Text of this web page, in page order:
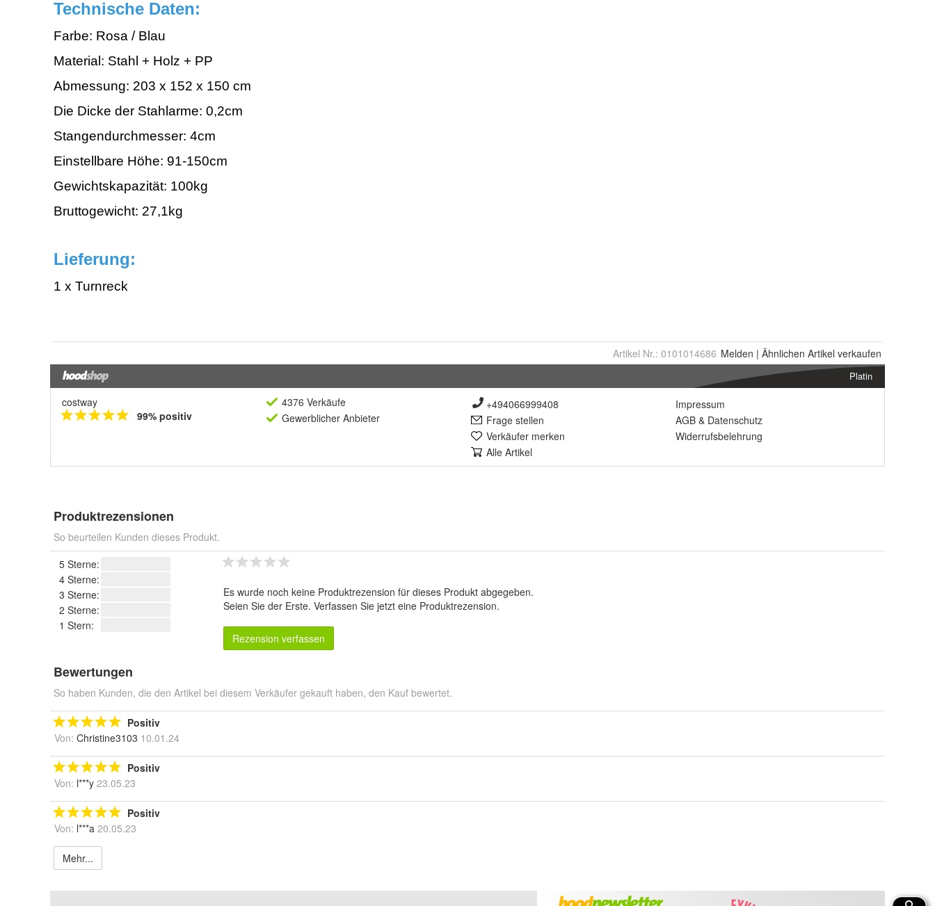
Artikel Nr.: 0101014686 Melden | Ähnlichen Artikel verkaufen
Platin
costway
99% positiv
4376 Verkäufe
Gewerblicher Anbieter
+494066999408
Frage stellen
Verkäufer merken
Alle Artikel
Impressum
AGB & Datenschutz
Widerrufsbelehrung
Produktrezensionen
So beurteilen Kunden dieses Produkt.
5 Sterne:
4 Sterne:
3 Sterne:
2 Sterne:
1 Stern:
Es wurde noch keine Produktrezension für dieses Produkt abgegeben.
Seien Sie der Erste. Verfassen Sie jetzt eine Produktrezension.
Rezension verfassen
Bewertungen
So haben Kunden, die den Artikel bei diesem Verkäufer gekauft haben, den Kauf bewertet.
Positiv
Von: Christine3103 10.01.24
Positiv
Von: l***y 23.05.23
Positiv
Von: l***a 20.05.23
Mehr...